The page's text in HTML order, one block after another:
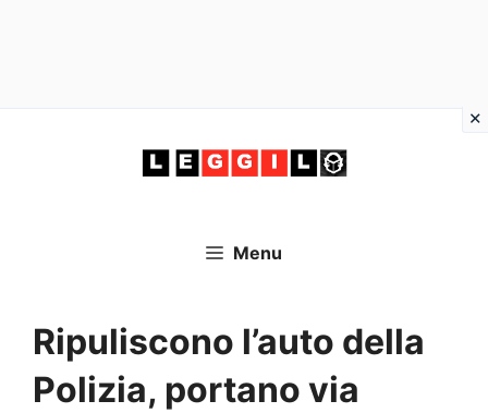
Menu
Ripuliscono l’auto della
Polizia, portano via